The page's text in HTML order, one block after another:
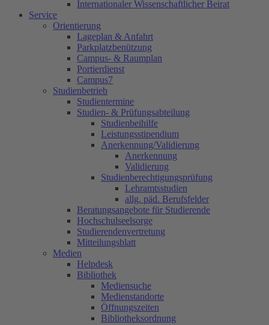
Internationaler Wissenschaftlicher Beirat
Service
Orientierung
Lageplan & Anfahrt
Parkplatzbenützung
Campus- & Raumplan
Portierdienst
Campus7
Studienbetrieb
Studientermine
Studien- & Prüfungsabteilung
Studienbeihilfe
Leistungsstipendium
Anerkennung/Validierung
Anerkennung
Validierung
Studienberechtigungsprüfung
Lehramtsstudien
allg. päd. Berufsfelder
Beratungsangebote für Studierende
Hochschulseelsorge
Studierendenvertretung
Mitteilungsblatt
Medien
Helpdesk
Bibliothek
Mediensuche
Medienstandorte
Öffnungszeiten
Bibliotheksordnung